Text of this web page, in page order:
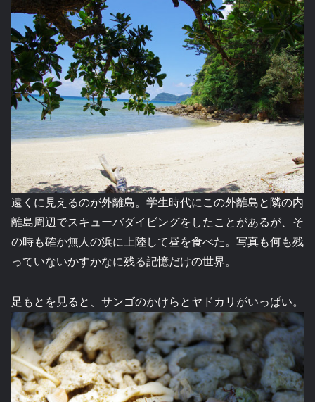
遠くに見えるのが外離島。学生時代にこの外離島と隣の内
離島周辺でスキューバダイビングをしたことがあるが、そ
の時も確か無人の浜に上陸して昼を食べた。写真も何も残
っていないかすかなに残る記憶だけの世界。
足もとを見ると、サンゴのかけらとヤドカリがいっぱい。